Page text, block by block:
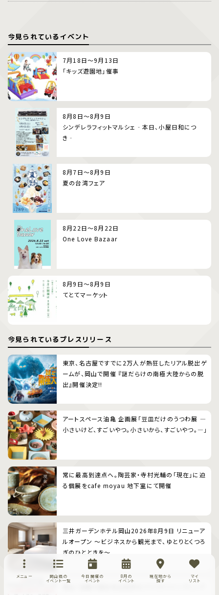
今見られているイベント
7月18日～9月13日
「キッズ遊園地」催事
8月8日～8月9日
シンデレラフィットマルシェ‐本日、小屋日和につ
き‐
8月7日～8月9日
夏の台湾フェア
8月22日～8月22日
One Love Bazaar
8月9日～8月9日
てとてマーケット
今見られているプレスリリース
東京、名古屋ですでに2万人が熱狂したリアル脱出ゲ
ームが、岡山で開催 『謎だらけの南極大陸からの脱
出』開催決定!!
アートスペース油亀 企画展「豆皿だけのうつわ展 ―
小さいけど、すごいやつ。小さいから、すごいやつ。―」
常に最高到達点へ。陶芸家・寺村光輔の「現在」に迫
る個展をcafe moyau 地下室にて開催
三井ガーデンホテル岡山2026年8月9日 リニューア
ルオープン 〜ビジネスから観光まで、ゆとりとくつろ
ぎのひとときを〜
メニュー
岡山県の
イベント一覧
今日開催の
イベント
8月の
イベント
現在地から
探す
マイ
リスト